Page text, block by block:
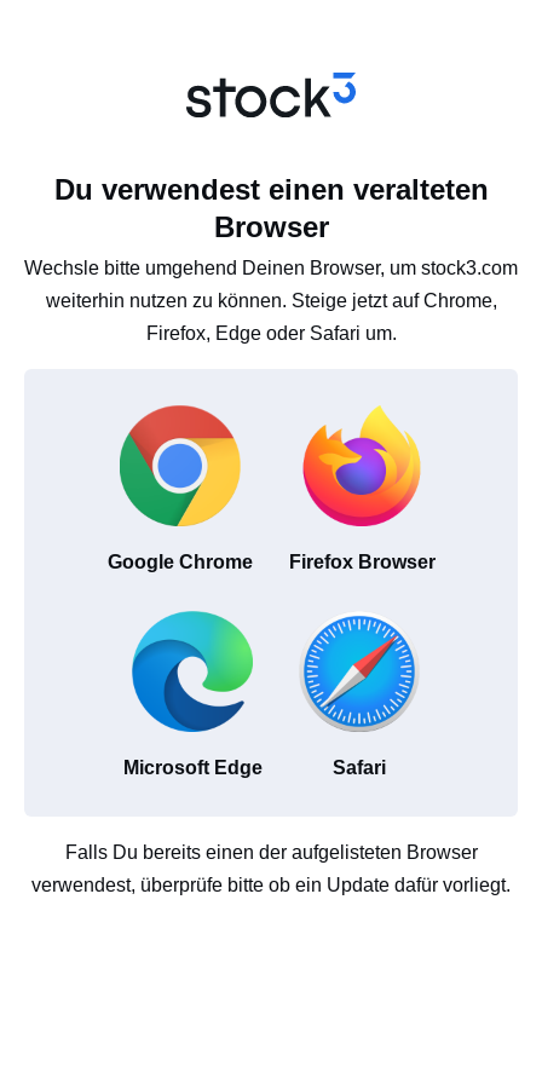
Du verwendest einen veralteten
Browser
Wechsle bitte umgehend Deinen Browser, um stock3.com
weiterhin nutzen zu können. Steige jetzt auf Chrome,
Firefox, Edge oder Safari um.
Google Chrome Firefox Browser
Microsoft Edge Safari
Falls Du bereits einen der aufgelisteten Browser
verwendest, überprüfe bitte ob ein Update dafür vorliegt.